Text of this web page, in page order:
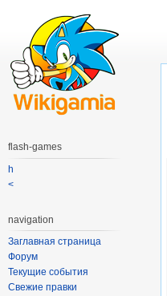
flash-games
h
<
navigation
Заглавная страница
Форум
Текущие события
Свежие правки